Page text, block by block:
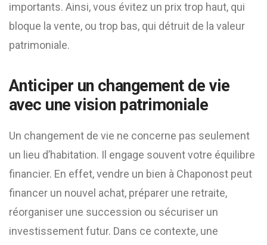
importants. Ainsi, vous évitez un prix trop haut, qui
bloque la vente, ou trop bas, qui détruit de la valeur
patrimoniale.
Anticiper un changement de vie
avec une vision patrimoniale
Un changement de vie ne concerne pas seulement
un lieu d’habitation. Il engage souvent votre équilibre
financier. En effet, vendre un bien à Chaponost peut
financer un nouvel achat, préparer une retraite,
réorganiser une succession ou sécuriser un
investissement futur. Dans ce contexte, une